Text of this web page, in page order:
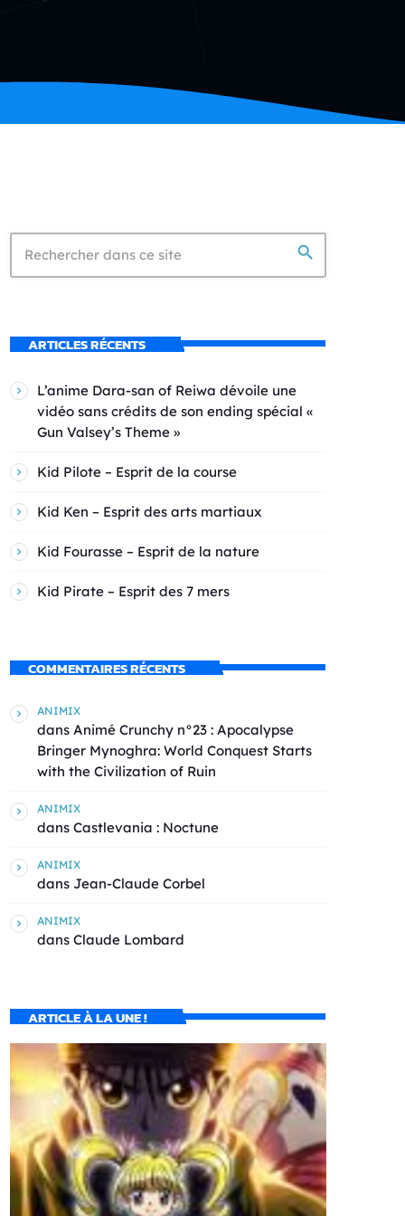
search
ARTICLES RÉCENTS
L’anime Dara-san of Reiwa dévoile une
vidéo sans crédits de son ending spécial «
Gun Valsey’s Theme »
Kid Pilote – Esprit de la course
Kid Ken – Esprit des arts martiaux
Kid Fourasse – Esprit de la nature
Kid Pirate – Esprit des 7 mers
COMMENTAIRES RÉCENTS
ANIMIX
dans Animé Crunchy n°23 : Apocalypse
Bringer Mynoghra: World Conquest Starts
with the Civilization of Ruin
ANIMIX
dans Castlevania : Noctune
ANIMIX
dans Jean-Claude Corbel
ANIMIX
dans Claude Lombard
ARTICLE À LA UNE !